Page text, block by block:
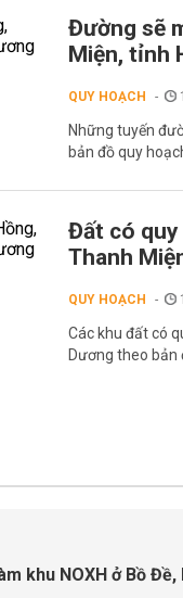
Đường sẽ
Miện, tỉnh
QUY HOẠCH
Những tuyến
bản đồ quy
Đất có quy
Thanh
QUY HOẠCH
Các khu đất có
Dương theo bản
khu NOXH ở Bồ